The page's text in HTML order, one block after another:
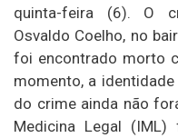
quinta-feira (6). O
Osvaldo Coelho, no
foi encontrado morto
momento, a
do crime ainda não
Medicina Legal